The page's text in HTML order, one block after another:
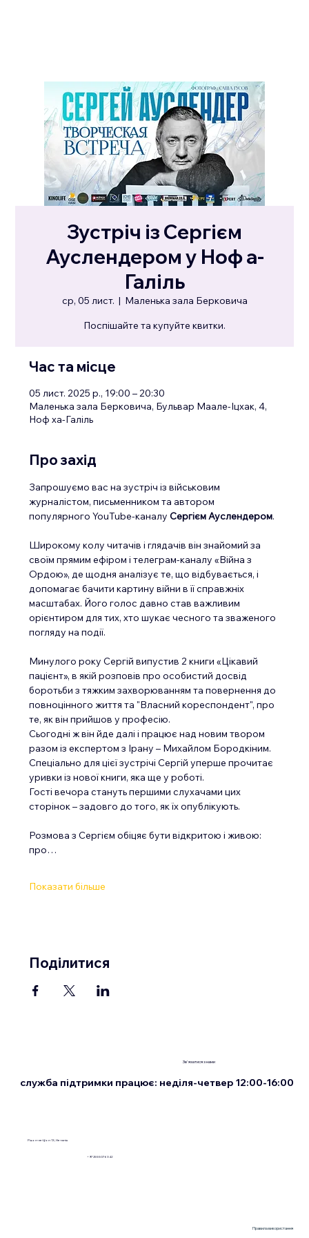
Зустріч із Сергієм
Ауслендером у Ноф а-
Галіль
ср, 05 лист.
  |
Маленька зала Берковича
Поспішайте та купуйте квитки.
Час та місце
05 лист. 2025 р., 19:00 – 20:30
Маленька зала Берковича, Бульвар Маале-Іцхак, 4,
Ноф ха-Галіль
Про захід
Запрошуємо вас на зустріч із військовим
журналістом, письменником та автором
популярного YouTube-каналу Сергієм Ауслендером.
Широкому колу читачів і глядачів він знайомий за
своїм прямим ефіром і телеграм-каналу «Війна з
Ордою», де щодня аналізує те, що відбувається, і
допомагає бачити картину війни в її справжніх
масштабах. Його голос давно став важливим
орієнтиром для тих, хто шукає чесного та зваженого
погляду на події.
Минулого року Сергій випустив 2 книги «Цікавий
пацієнт», в якій розповів про особистий досвід
боротьби з тяжким захворюванням та повернення до
повноцінного життя та "Власний кореспондент", про
те, як він прийшов у професію.
Сьогодні ж він йде далі і працює над новим твором
разом із експертом з Ірану – Михайлом Бородкіним.
Спеціально для цієї зустрічі Сергій уперше прочитає
уривки із нової книги, яка ще у роботі.
Гості вечора стануть першими слухачами цих
сторінок – задовго до того, як їх опублікують.
Розмова з Сергієм обіцяє бути відкритою і живою:
про…
Показати більше
Поділитися
Правила використання
Рішон-ле-Ціон 13, Нетанія
+972555076342
Зв'язатися з нами
служба підтримки працює: неділя-четвер 12:00-16:00